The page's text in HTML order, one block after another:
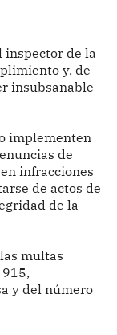
inspector de la
y, de
insubsanable
implementen
de
infracciones
de actos de
de la
multas
y del número